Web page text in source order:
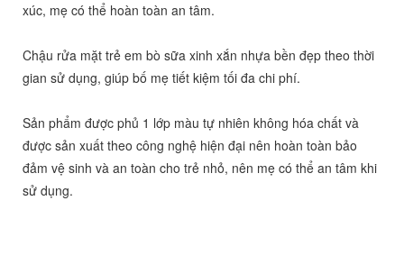
xúc, mẹ có thể hoàn toàn an tâm.
Chậu rửa mặt trẻ em bò sữa xinh xắn nhựa bền đẹp theo thời
gian sử dụng, giúp bố mẹ tiết kiệm tối đa chi phí.
Sản phẩm được phủ 1 lớp màu tự nhiên không hóa chất và
được sản xuất theo công nghệ hiện đại nên hoàn toàn bảo
đảm vệ sinh và an toàn cho trẻ nhỏ, nên mẹ có thể an tâm khi
sử dụng.